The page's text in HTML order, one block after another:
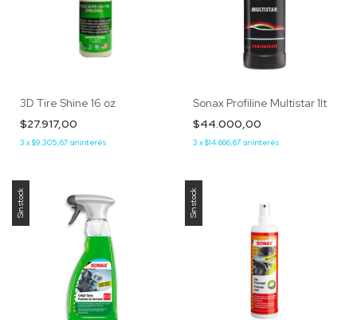
3D Tire Shine 16 oz
$27.917,00
3 x$9.305,67 sin interés
Sonax Profiline Multistar 1lt
$44.000,00
3 x$14.666,67 sin interés
Sin stock Sin stock